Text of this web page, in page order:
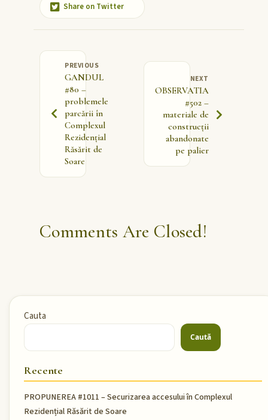
Share on Twitter
PREVIOUS
GANDUL
#80 –
problemele
parcării în
Complexul
Rezidențial
Răsărit de
Soare
NEXT
OBSERVATIA
#502 –
materiale de
construcții
abandonate
pe palier
Comments Are Closed!
Cauta
Caută
Recente
PROPUNEREA #1011 – Securizarea accesului în Complexul
Rezidențial Răsărit de Soare